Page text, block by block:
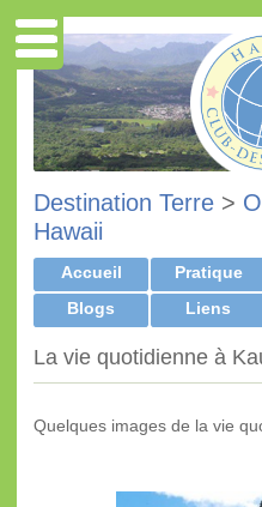
Destination Terre >
Hawaii
Accueil Pratique
Blogs
Liens
La vie quotidienne à
Quelques images de la vie